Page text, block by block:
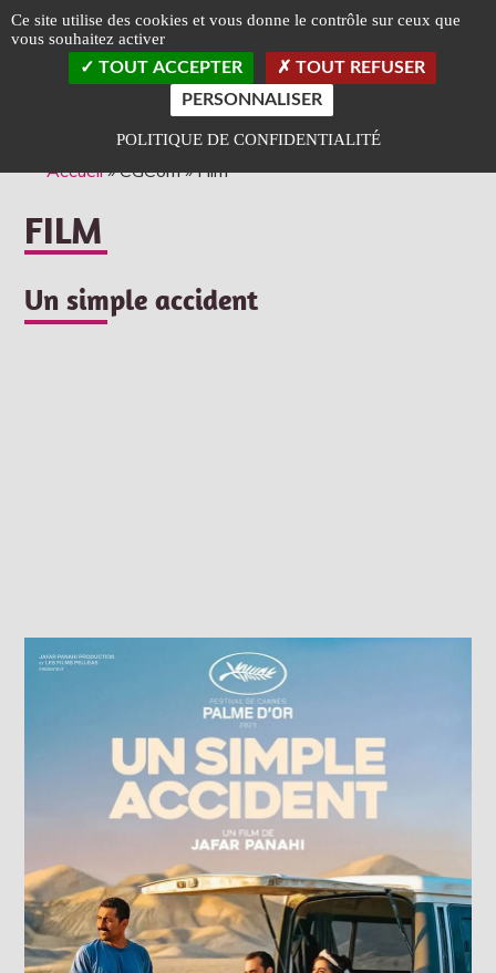
Classé Art et Essai
Label Jeune Public
Accueil»CGCom»Film
FILM
Un simple accident
Panneau de gestion des cookies
Ce site utilise des cookies et vous donne le contrôle sur ceux que
vous souhaitez activer
TOUT ACCEPTER
TOUT REFUSER
PERSONNALISER
POLITIQUE DE CONFIDENTIALITÉ